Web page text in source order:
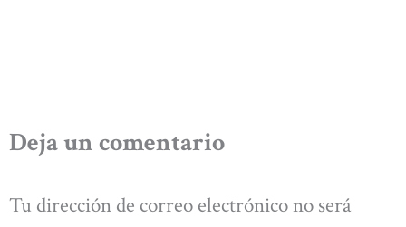
Deja un comentario
Tu dirección de correo electrónico no será